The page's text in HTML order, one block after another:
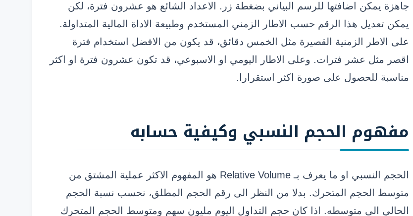
جاهزة يمكن اضافتها للرسم البياني بضغطة زر. الاعداد الشائع هو عشرون فترة، لكن
يمكن تعديل هذا الرقم حسب الاطار الزمني المستخدم وطبيعة الاداة المالية المتداولة.
على الاطر الزمنية القصيرة مثل الخمس دقائق، قد يكون من الافضل استخدام فترة
اقصر مثل عشر فترات. وعلى الاطار اليومي او الاسبوعي، قد تكون عشرون فترة او اكثر
مناسبة للحصول على صورة اكثر استقرارا.
مفهوم الحجم النسبي وكيفية حسابه
الحجم النسبي او ما يعرف بـ Relative Volume هو المفهوم الاكثر عملية المشتق من
متوسط الحجم المتحرك. بدلا من النظر الى رقم الحجم المطلق، نحسب نسبة الحجم
الحالي الى متوسطه. اذا كان حجم التداول اليوم مليون سهم ومتوسط الحجم المتحرك